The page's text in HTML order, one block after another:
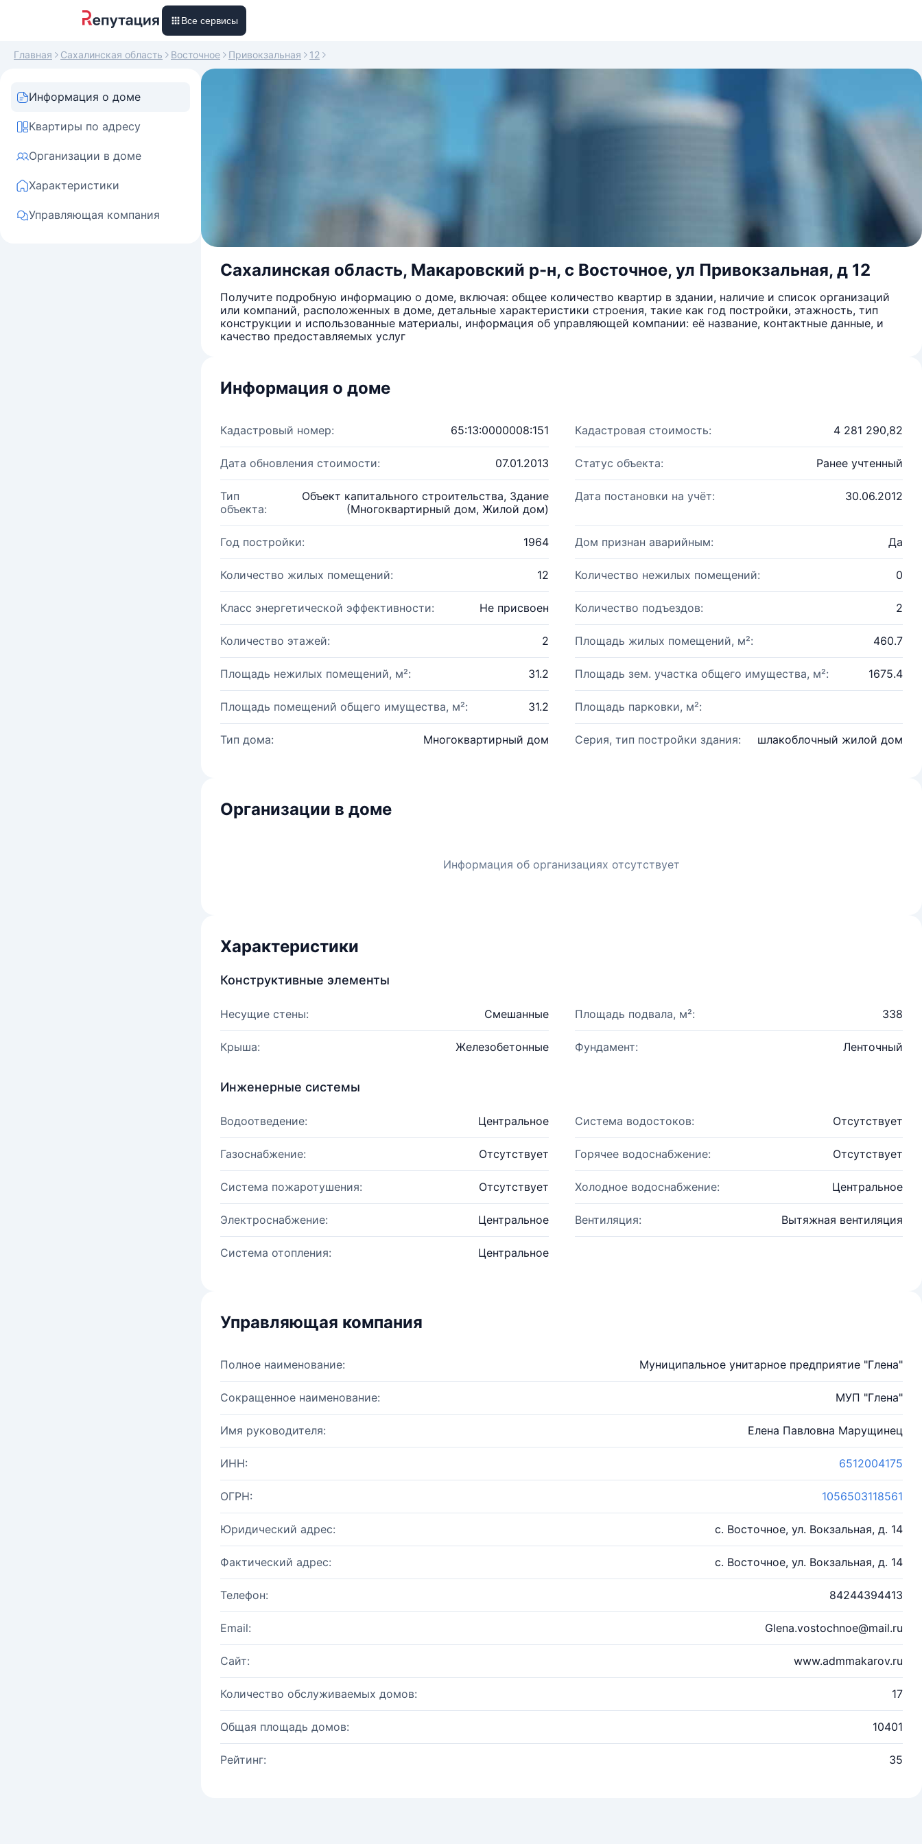
Все сервисы
Главная Сахалинская область Восточное Привокзальная 12
Информация о доме
Квартиры по адресу
Организации в доме
Характеристики
Управляющая компания
Сахалинская область, Макаровский р-н, с Восточное, ул Привокзальная, д 12
Получите подробную информацию о доме, включая: общее количество квартир в здании, наличие и список организаций
или компаний, расположенных в доме, детальные характеристики строения, такие как год постройки, этажность, тип
конструкции и использованные материалы, информация об управляющей компании: её название, контактные данные, и
качество предоставляемых услуг
Информация о доме
Кадастровый номер: 65:13:0000008:151 Кадастровая стоимость: 4 281 290,82
Дата обновления стоимости: 07.01.2013 Статус объекта: Ранее учтенный
Тип
объекта:
Объект капитального строительства, Здание
(Многоквартирный дом, Жилой дом)
Дата постановки на учёт: 30.06.2012
Год постройки: 1964 Дом признан аварийным: Да
Количество жилых помещений: 12 Количество нежилых помещений: 0
Класс энергетической эффективности: Не присвоен Количество подъездов: 2
Количество этажей: 2 Площадь жилых помещений, м²: 460.7
Площадь нежилых помещений, м²: 31.2 Площадь зем. участка общего имущества, м²: 1675.4
Площадь помещений общего имущества, м²: 31.2 Площадь парковки, м²:
Тип дома: Многоквартирный дом Серия, тип постройки здания: шлакоблочный жилой дом
Организации в доме
Информация об организациях отсутствует
Характеристики
Конструктивные элементы
Несущие стены: Смешанные Площадь подвала, м²: 338
Крыша: Железобетонные Фундамент: Ленточный
Инженерные системы
Водоотведение: Центральное Система водостоков: Отсутствует
Газоснабжение: Отсутствует Горячее водоснабжение: Отсутствует
Система пожаротушения: Отсутствует Холодное водоснабжение: Центральное
Электроснабжение: Центральное Вентиляция: Вытяжная вентиляция
Система отопления: Центральное
Управляющая компания
Полное наименование: Муниципальное унитарное предприятие "Глена"
Сокращенное наименование: МУП "Глена"
Имя руководителя: Елена Павловна Марущинец
ИНН: 6512004175
ОГРН: 1056503118561
Юридический адрес: с. Восточное, ул. Вокзальная, д. 14
Фактический адрес: с. Восточное, ул. Вокзальная, д. 14
Телефон: 84244394413
Email: Glena.vostochnoe@mail.ru
Сайт: www.admmakarov.ru
Количество обслуживаемых домов: 17
Общая площадь домов: 10401
Рейтинг: 35